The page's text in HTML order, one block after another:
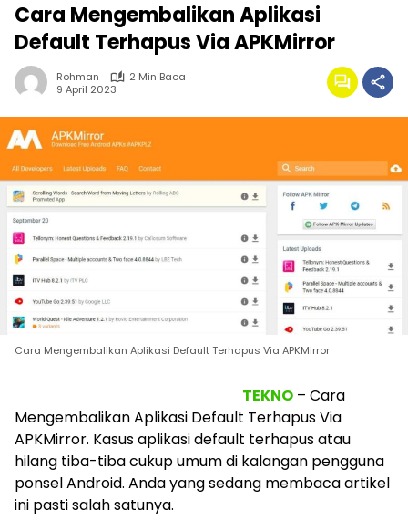
Cara Mengembalikan Aplikasi
Default Terhapus Via APKMirror
Rohman
2 Min Baca
9 April 2023
Cara Mengembalikan Aplikasi Default Terhapus Via APKMirror
TEKNO – Cara
Mengembalikan Aplikasi Default Terhapus Via
APKMirror. Kasus aplikasi default terhapus atau
hilang tiba-tiba cukup umum di kalangan pengguna
ponsel Android. Anda yang sedang membaca artikel
ini pasti salah satunya.